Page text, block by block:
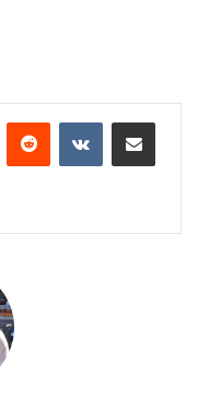
Reddit VKontakteShare via Email